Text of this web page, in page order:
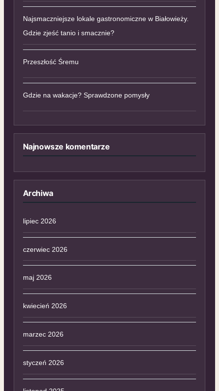
Najsmaczniejsze lokale gastronomiczne w Białowieży.
Gdzie zjeść tanio i smacznie?
Przeszłość Śremu
Gdzie na wakacje? Sprawdzone pomysły
Najnowsze komentarze
Archiwa
lipiec 2026
czerwiec 2026
maj 2026
kwiecień 2026
marzec 2026
styczeń 2026